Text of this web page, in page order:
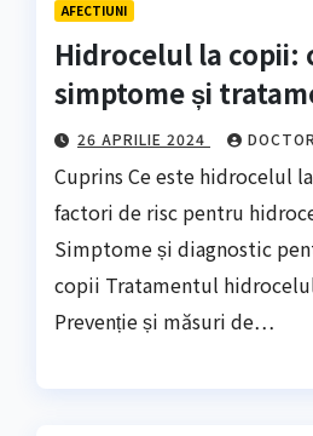
AFECTIUNI
Hidrocelul la copii:
simptome și
26 APRILIE 2024
Cuprins Ce este hidrocelul
factori de risc pentru
Simptome și diagnostic
copii Tratamentul
Prevenție și măsuri de…